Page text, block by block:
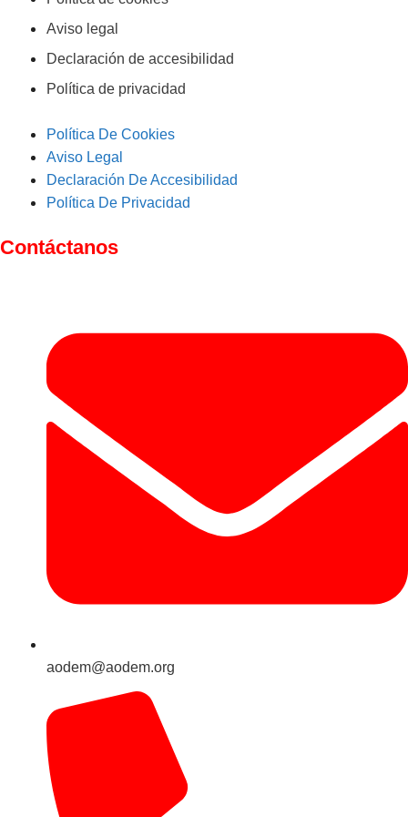
Aviso legal
Declaración de accesibilidad
Política de privacidad
Política De Cookies
Aviso Legal
Declaración De Accesibilidad
Política De Privacidad
Contáctanos
aodem@aodem.org